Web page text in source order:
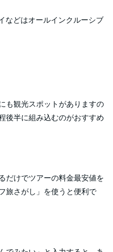
などはオールインクルーシブ
も観光スポットがありますの
後半に組み込むのがおすすめ
だけでツアーの料金最安値を
旅さがし」を使うと便利で